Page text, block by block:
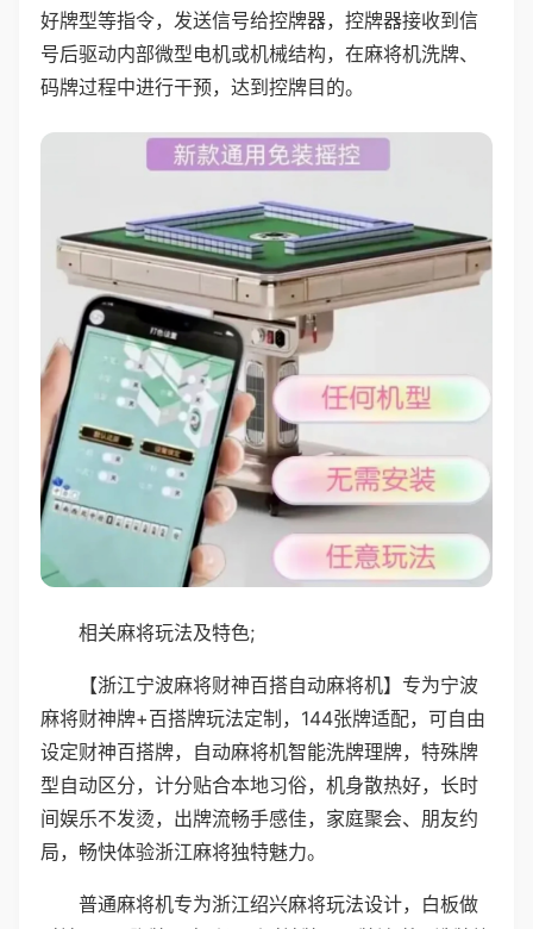
好牌型等指令，发送信号给控牌器，控牌器接收到信
号后驱动内部微型电机或机械结构，在麻将机洗牌、
码牌过程中进行干预，达到控牌目的。
相关麻将玩法及特色;
【浙江宁波麻将财神百搭自动麻将机】专为宁波
麻将财神牌+百搭牌玩法定制，144张牌适配，可自由
设定财神百搭牌，自动麻将机智能洗牌理牌，特殊牌
型自动区分，计分贴合本地习俗，机身散热好，长时
间娱乐不发烫，出牌流畅手感佳，家庭聚会、朋友约
局，畅快体验浙江麻将独特魅力。
普通麻将机专为浙江绍兴麻将玩法设计，白板做